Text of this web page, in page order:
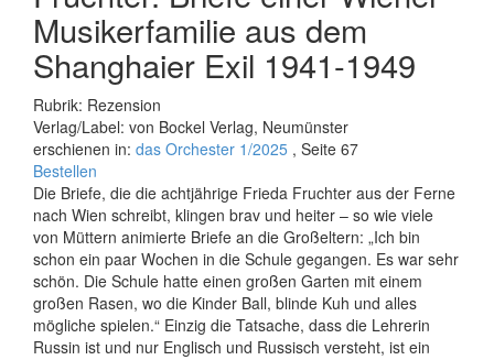
Musikerfamilie aus dem
Shanghaier Exil 1941-1949
Rubrik: Rezension
Verlag/Label: von Bockel Verlag, Neumünster
erschienen in: das Orchester 1/2025 , Seite 67
Bestellen
Die Briefe, die die achtjährige Frieda Fruchter aus der Ferne
nach Wien schreibt, klingen brav und heiter – so wie viele
von Müttern animierte Briefe an die Großeltern: „Ich bin
schon ein paar Wochen in die Schule gegangen. Es war sehr
schön. Die Schule hatte einen großen Garten mit einem
großen Rasen, wo die Kinder Ball, blinde Kuh und alles
mögliche spielen.“ Einzig die Tatsache, dass die Lehrerin
Russin ist und nur Englisch und Russisch versteht, ist ein